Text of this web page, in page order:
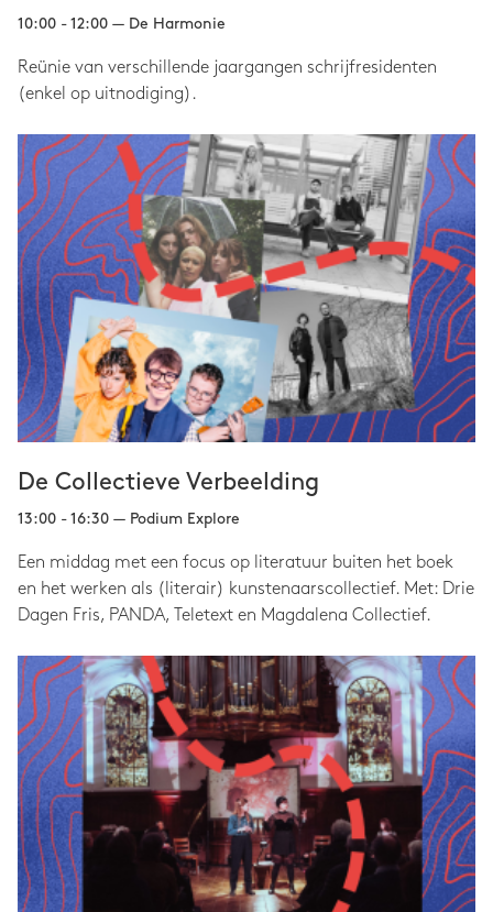
10:00 - 12:00 — De Harmonie
Reünie van verschillende jaargangen schrijfresidenten
(enkel op uitnodiging).
De Collectieve Verbeelding
13:00 - 16:30 — Podium Explore
Een middag met een focus op literatuur buiten het boek
en het werken als (literair) kunstenaarscollectief. Met: Drie
Dagen Fris, PANDA, Teletext en Magdalena Collectief.